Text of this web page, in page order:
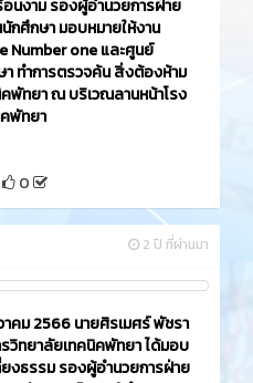
นงาม รองผู้อำนวยการฝ่าย
กศึกษา มอบหมายให้งาน
Number one และศูนย์
ทำการตรวจค้น สิ่งต้องห้าม
พัทยา ณ บริเวณลานหน้าโรง
พัทยา
0
2 ปี ที่ผ่านมา
คม 2566 นายศิรเมศร์ พัชรา
วิทยาลัยเทคนิคพัทยา ได้มอบ
ยงธรรม รองผู้อำนวยการฝ่าย